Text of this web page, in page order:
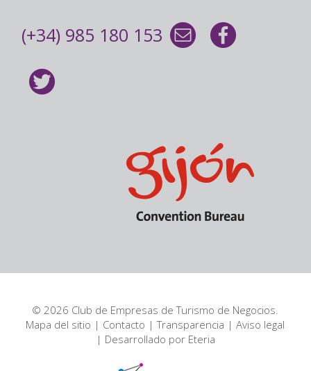
(+34) 985 180 153
© 2026 Club de Empresas de Turismo de Negocios.
Mapa del sitio | Contacto |Transparencia |Aviso legal
| Desarrollado por Eteria